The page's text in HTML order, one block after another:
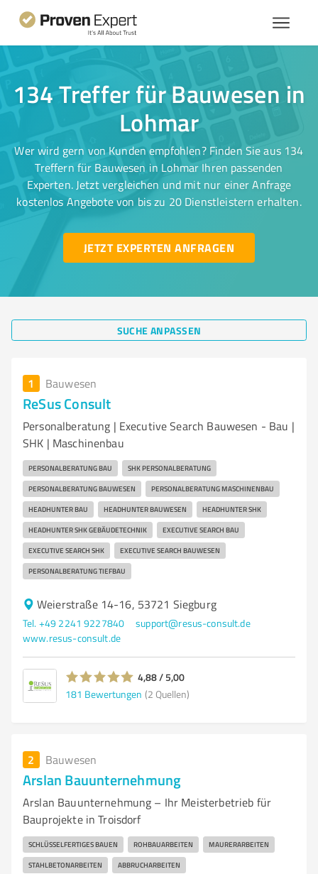
134 Treffer für Bauwesen in
Lohmar
Wer wird gern von Kunden empfohlen? Finden Sie aus 134
Treffern für Bauwesen in Lohmar Ihren passenden
Experten. Jetzt vergleichen und mit nur einer Anfrage
kostenlos Angebote von bis zu 20 Dienstleistern erhalten.
JETZT EXPERTEN ANFRAGEN
SUCHE ANPASSEN
1 Bauwesen
ReSus Consult
Personalberatung | Executive Search Bauwesen - Bau |
SHK | Maschinenbau
PERSONALBERATUNG BAU SHK PERSONALBERATUNG
PERSONALBERATUNG BAUWESEN PERSONALBERATUNG MASCHINENBAU
HEADHUNTER BAU HEADHUNTER BAUWESEN HEADHUNTER SHK
HEADHUNTER SHK GEBÄUDETECHNIK EXECUTIVE SEARCH BAU
EXECUTIVE SEARCH SHK EXECUTIVE SEARCH BAUWESEN
PERSONALBERATUNG TIEFBAU
Weierstraße 14-16, 53721 Siegburg
Tel. +49 2241 9227840
support@resus-consult.de
www.resus-consult.de
4,88 / 5,00
181 Bewertungen (2 Quellen)
2 Bauwesen
Arslan Bauunternehmung
Arslan Bauunternehmung – Ihr Meisterbetrieb für
Bauprojekte in Troisdorf
SCHLÜSSELFERTIGES BAUEN ROHBAUARBEITEN MAURERARBEITEN
STAHLBETONARBEITEN ABBRUCHARBEITEN